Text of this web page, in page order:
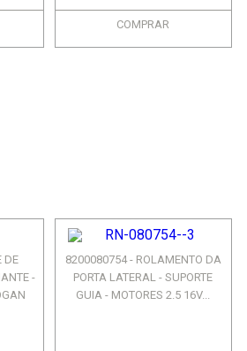
COMPRAR
DE
-
8200080754 - ROLAMENTO DA
PORTA LATERAL - SUPORTE
GUIA - MOTORES 2.5 16V...